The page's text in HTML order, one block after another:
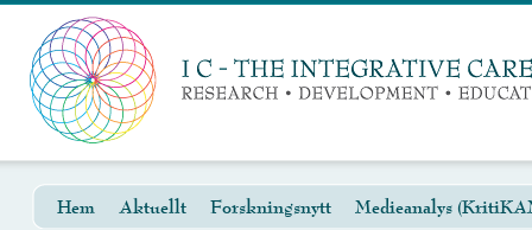
Hem Aktuellt Forskningsnytt Medieanalys